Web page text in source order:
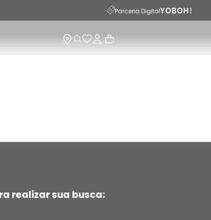
Parceria Digital
realizar sua busca: